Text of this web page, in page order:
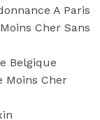
A Paris
Cher Sans
Belgique
Moins Cher